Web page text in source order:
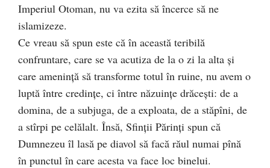
Imperiul Otoman, nu va ezita să încerce să ne
islamizeze.
Ce vreau să spun este că în această teribilă
confruntare, care se va acutiza de la o zi la alta şi
care ameninţă să transforme totul în ruine, nu avem o
luptă între credinţe, ci între năzuinţe drăceşti: de a
domina, de a subjuga, de a exploata, de a stăpîni, de
a stîrpi pe celălalt. Însă, Sfinţii Părinţi spun că
Dumnezeu îl lasă pe diavol să facă răul numai pînă
în punctul în care acesta va face loc binelui.